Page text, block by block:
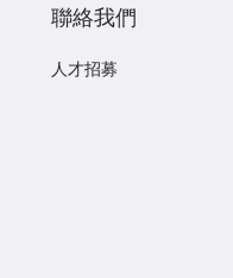
聯絡我們
人才招募